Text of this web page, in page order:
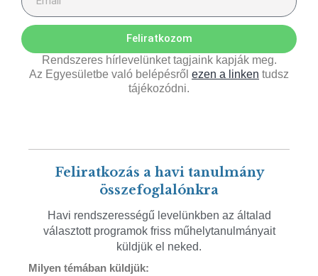
Feliratkozom
Rendszeres hírlevelünket tagjaink kapják meg.
Az Egyesületbe való belépésről ezen a linken tudsz
tájékozódni.
Feliratkozás a havi tanulmány
összefoglalónkra
Havi rendszerességű levelünkben az általad
választott programok friss műhelytanulmányait
küldjük el neked.
Milyen témában küldjük: